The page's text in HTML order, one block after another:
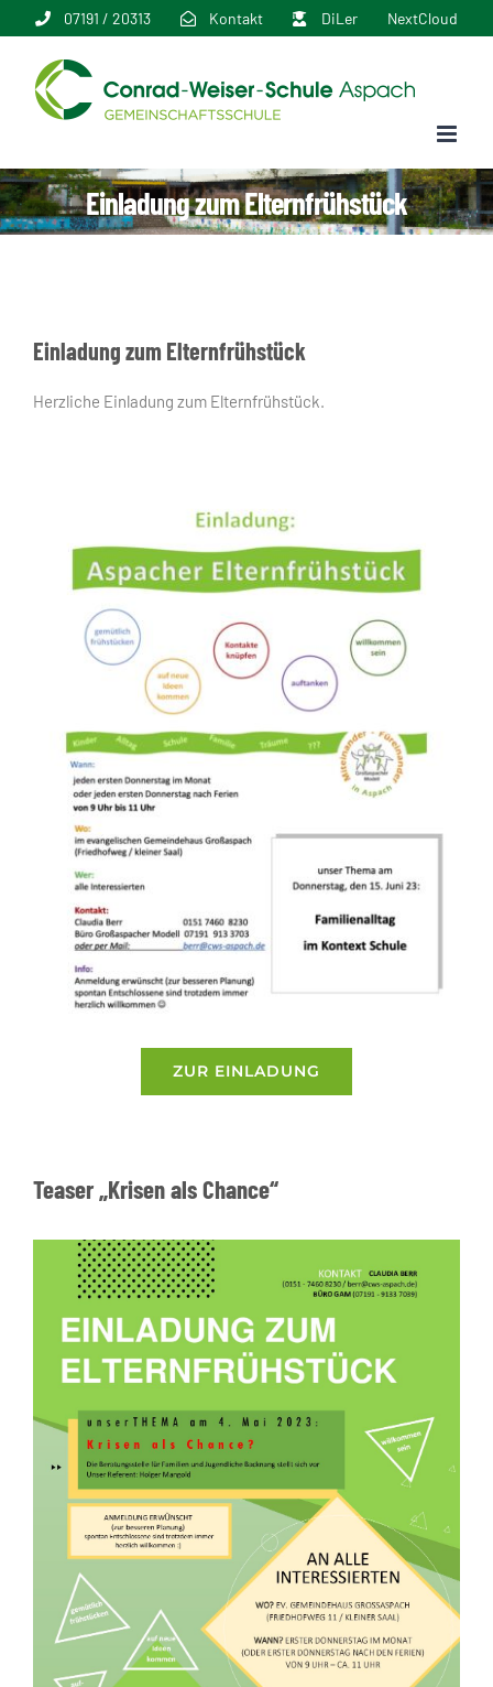
springen
07191 / 20313 Kontakt DiLer NextCloud
Einladung zum Elternfrühstück
Einladung zum Elternfrühstück
Herzliche Einladung zum Elternfrühstück.
ZUR EINLADUNG
Teaser „Krisen als Chance“